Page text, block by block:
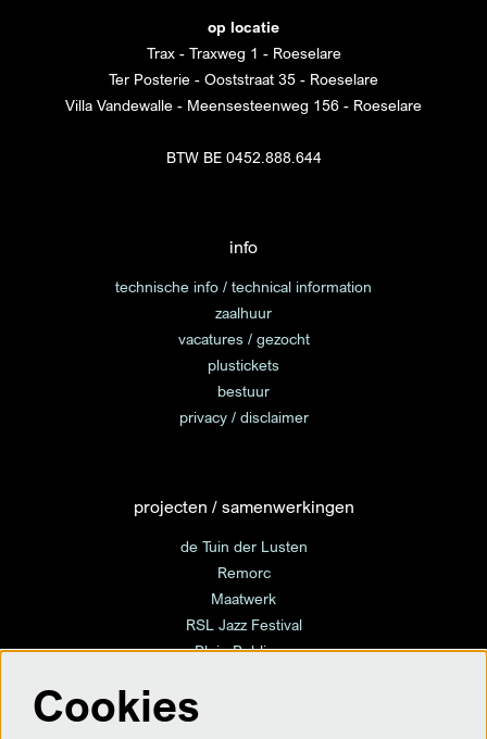
op locatie
Trax - Traxweg 1 - Roeselare
Ter Posterie - Ooststraat 35 - Roeselare
Villa Vandewalle - Meensesteenweg 156 - Roeselare
BTW BE 0452.888.644
info
technische info / technical information
zaalhuur
vacatures / gezocht
plustickets
bestuur
privacy / disclaimer
projecten / samenwerkingen
de Tuin der Lusten
Remorc
Maatwerk
RSL Jazz Festival
Plein Publique
Cookies